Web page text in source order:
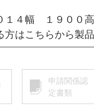
４幅 １９００
はこちらから製
申請関係認
定書類